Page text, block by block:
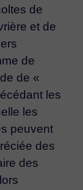
de
et de
de
de «
les
les
peuvent
des
des